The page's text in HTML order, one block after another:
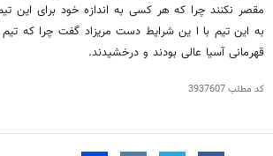
مقصر نکنند چرا که هر کسی به اندازه خود برای این
به این تیم با ا ین شرایط دست مریزاد گفت چرا که تیم
قهرمانی آسیا عالی بودند و درخشیدند.
کد مطلب3937607